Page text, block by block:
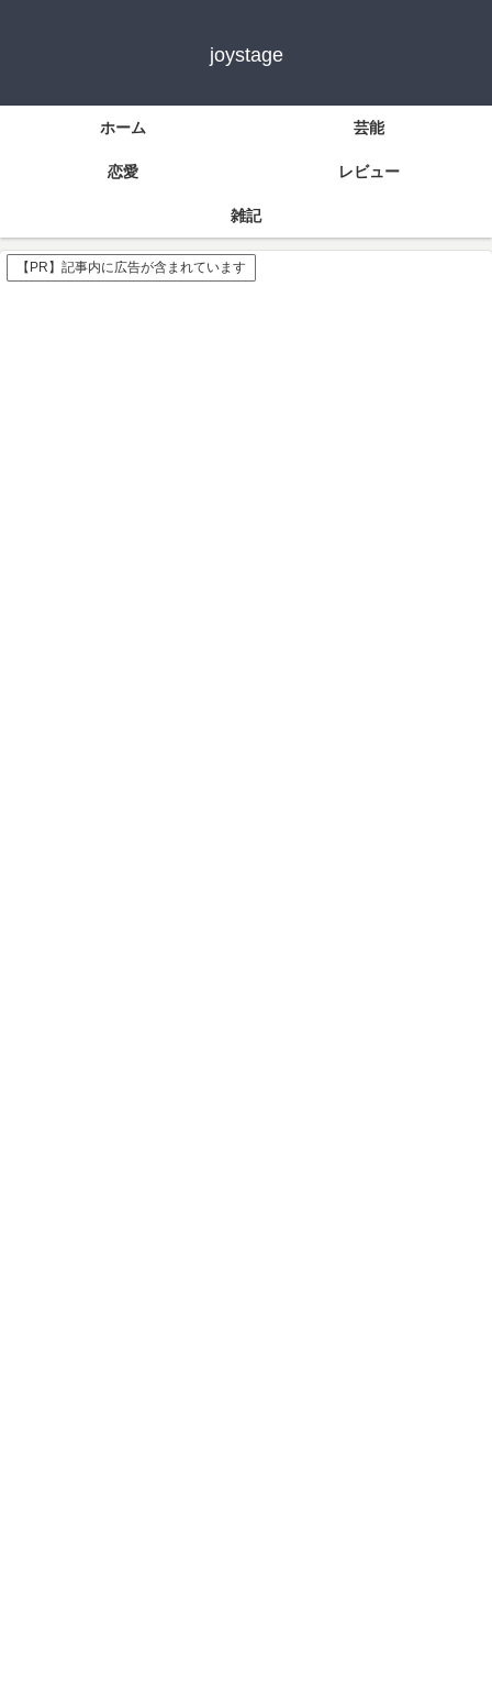
joystage
ホーム 芸能
恋愛 レビュー
雑記
【PR】記事内に広告が含まれています